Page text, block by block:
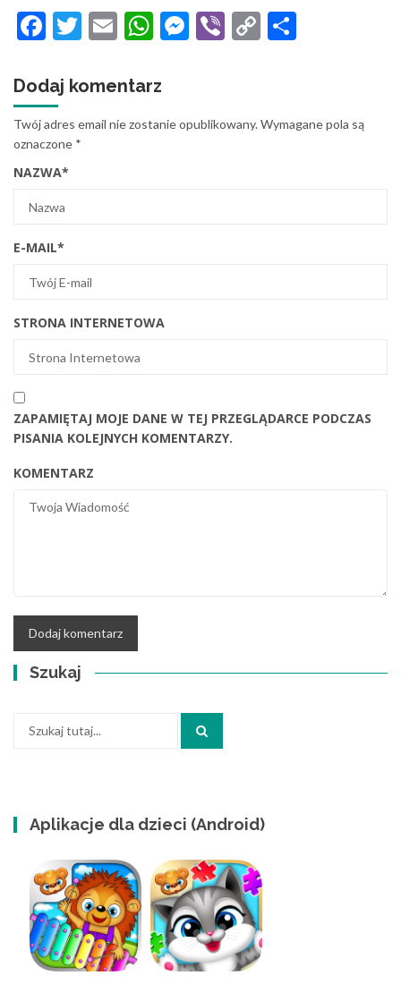
Facebook
Twitter
EmailWhatsApp
Messenger
Viber
Copy
Dodaj komentarz
Twój adres email nie zostanie opublikowany.Wymagane pola są
oznaczone *
NAZWA*
E-MAIL*
STRONA INTERNETOWA
ZAPAMIĘTAJ MOJE DANE W TEJ PRZEGLĄDARCE PODCZAS
PISANIA KOLEJNYCH KOMENTARZY.
KOMENTARZ
Szukaj
Aplikacje dla dzieci (Android)